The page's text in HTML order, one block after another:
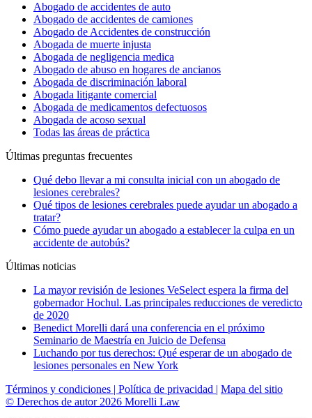
Abogado de accidentes de auto
Abogado de accidentes de camiones
Abogado de Accidentes de construcción
Abogada de muerte injusta
Abogada de negligencia medica
Abogado de abuso en hogares de ancianos
Abogada de discriminación laboral
Abogada litigante comercial
Abogada de medicamentos defectuosos
Abogada de acoso sexual
Todas las áreas de práctica
Últimas preguntas frecuentes
Qué debo llevar a mi consulta inicial con un abogado de
lesiones cerebrales?
Qué tipos de lesiones cerebrales puede ayudar un abogado a
tratar?
Cómo puede ayudar un abogado a establecer la culpa en un
accidente de autobús?
Últimas noticias
La mayor revisión de lesiones VeSelect espera la firma del
gobernador Hochul. Las principales reducciones de veredicto
de 2020
Benedict Morelli dará una conferencia en el próximo
Seminario de Maestría en Juicio de Defensa
Luchando por tus derechos: Qué esperar de un abogado de
lesiones personales en New York
Términos y condiciones | Política de privacidad | Mapa del sitio
© Derechos de autor 2026 Morelli Law